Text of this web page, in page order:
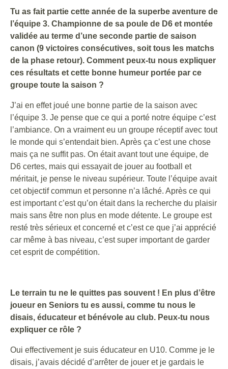
Tu as fait partie cette année de la superbe aventure de
l’équipe 3. Championne de sa poule de D6 et montée
validée au terme d’une seconde partie de saison
canon (9 victoires consécutives, soit tous les matchs
de la phase retour). Comment peux-tu nous expliquer
ces résultats et cette bonne humeur portée par ce
groupe toute la saison ?
J’ai en effet joué une bonne partie de la saison avec
l’équipe 3. Je pense que ce qui a porté notre équipe c’est
l’ambiance. On a vraiment eu un groupe réceptif avec tout
le monde qui s’entendait bien. Après ça c’est une chose
mais ça ne suffit pas. On était avant tout une équipe, de
D6 certes, mais qui essayait de jouer au football et
méritait, je pense le niveau supérieur. Toute l’équipe avait
cet objectif commun et personne n’a lâché. Après ce qui
est important c’est qu’on était dans la recherche du plaisir
mais sans être non plus en mode détente. Le groupe est
resté très sérieux et concerné et c’est ce que j’ai apprécié
car même à bas niveau, c’est super important de garder
cet esprit de compétition.
Le terrain tu ne le quittes pas souvent ! En plus d’être
joueur en Seniors tu es aussi, comme tu nous le
disais, éducateur et bénévole au club. Peux-tu nous
expliquer ce rôle ?
Oui effectivement je suis éducateur en U10. Comme je le
disais, j’avais décidé d’arrêter de jouer et je gardais le